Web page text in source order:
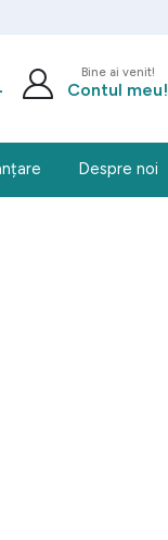
Bine ai venit!
Contul meu!
Despre noi